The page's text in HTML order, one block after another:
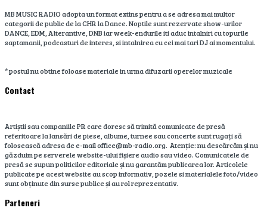
MB MUSIC RADIO adopta un format extins pentru a se adresa mai multor
categorii de public de la CHR la Dance. Noptile sunt rezervate show-urilor
DANCE, EDM, Alterantive, DNB iar week-endurile iti aduc intalniri cu topurile
saptamanii, podcasturi de interes, si intalnirea cu cei mai tari DJ ai momentului.
* postul nu obtine foloase materiale in urma difuzarii operelor muzicale
Contact
Artiștii sau companiile PR care doresc să trimită comunicate de presă
referitoare la lansări de piese, albume, turnee sau concerte sunt rugați să
folosească adresa de e-mail office@mb-radio.org. Atenție: nu descărcăm și nu
găzduim pe serverele website-ului fișiere audio sau video. Comunicatele de
presă se supun politicilor editoriale și nu garantăm publicarea lor. Articolele
publicate pe acest website au scop informativ, pozele si materialele foto/video
sunt obținute din surse publice și au rol reprezentativ.
Parteneri